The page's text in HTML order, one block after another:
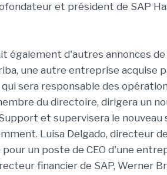
et président de SAP
également d'autres annonces
une autre entreprise acquise
sera responsable des
du directoire, dirigera un
et supervisera le
Luisa Delgado, directeur
un poste de CEO d'une
financier de SAP, Werner